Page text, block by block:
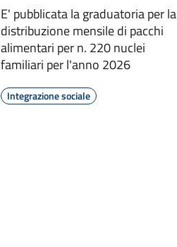
E' pubblicata la graduatoria per la
distribuzione mensile di pacchi
alimentari per n. 220 nuclei
familiari per l'anno 2026
Integrazione sociale